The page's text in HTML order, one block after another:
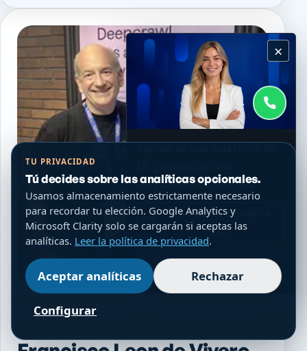
SOBRE FRANCISCO
TU PRIVACIDAD
Tú decides sobre las analíticas opcionales.
Usamos almacenamiento estrictamente necesario
para recordar tu elección. Google Analytics y
Microsoft Clarity solo se cargarán si aceptas las
analíticas. Leer la política de privacidad.
Aceptar analíticas Rechazar
Configurar
×
respuesta SEO rápida?
Chatear con Sophie
(IA)